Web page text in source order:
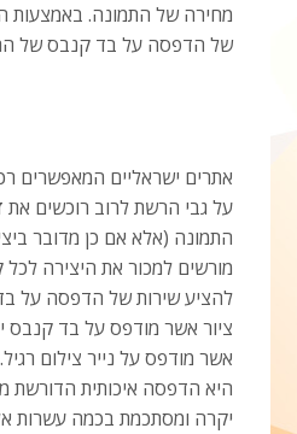
מחירה של התמונה. באמצעות
של הדפסה על בד קנבס של
אתרים ישראליים המאפשרים
על גבי הרשת לרוב רוכשים את
התמונה (אלא אם כן מדובר
מורשים למכור את היצירה לכל
להציע שירות של הדפסה על
ציור אשר מודפס על בד קנבס
אשר מודפס על נייר צילום
היא הדפסה איכותית הדורשת
יקרה ומסתכמת בכמה עשרות